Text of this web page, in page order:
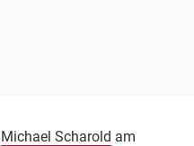
Michael Scharold am